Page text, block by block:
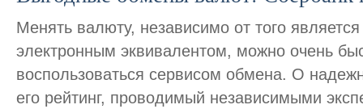
Менять валюту, независимо от того
электронным эквивалентом, можно очень
воспользоваться сервисом обмена. О
его рейтинг, проводимый независимыми